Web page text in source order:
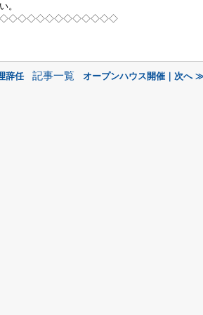
。
辞任 記事一覧 オープンハウス開催｜次へ